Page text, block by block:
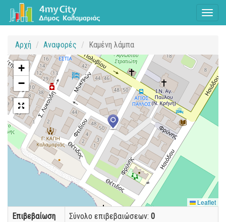
Αρχή Αναφορές Καμένη λάμπα
+
−
Leaflet
Επιβεβαίωση
Σύνολο επιβεβαιώσεων: 0